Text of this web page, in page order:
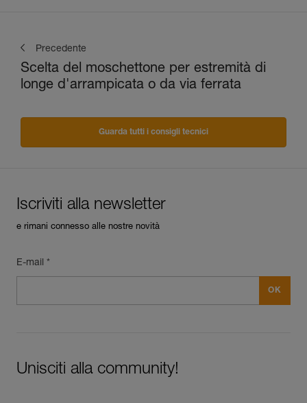
Precedente
Scelta del moschettone per estremità di
longe d'arrampicata o da via ferrata
Guarda tutti i consigli tecnici
Iscriviti alla newsletter
e rimani connesso alle nostre novità
E-mail *
Unisciti alla community!